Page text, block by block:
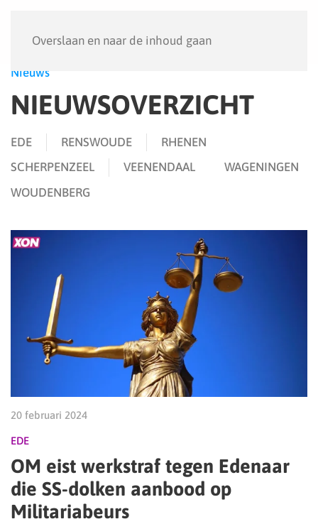
Overslaan en naar de inhoud gaan
Nieuws
NIEUWSOVERZICHT
EDE RENSWOUDE
RHENEN
SCHERPENZEEL
VEENENDAAL
WAGENINGEN
WOUDENBERG
20 februari 2024
EDE
OM eist werkstraf tegen Edenaar
die SS-dolken aanbood op
Militariabeurs